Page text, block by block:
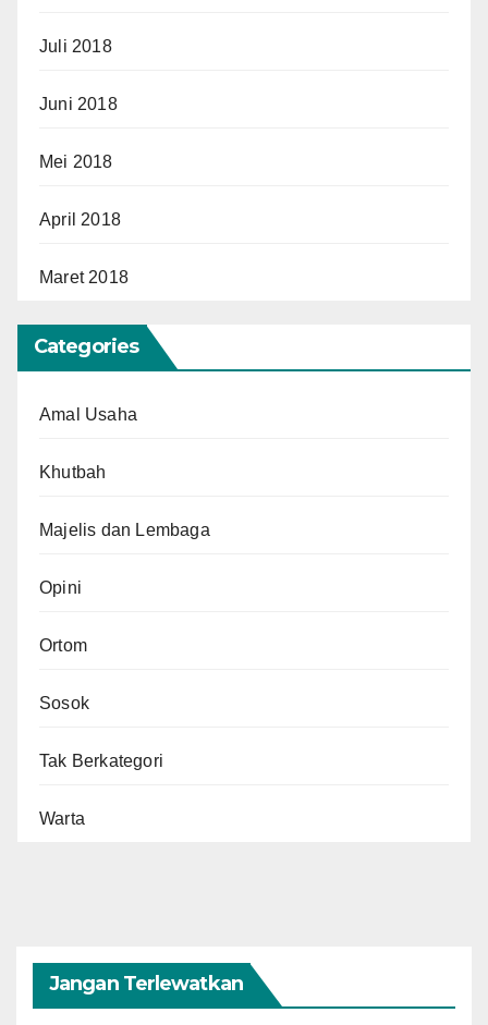
Juli 2018
Juni 2018
Mei 2018
April 2018
Maret 2018
Categories
Amal Usaha
Khutbah
Majelis dan Lembaga
Opini
Ortom
Sosok
Tak Berkategori
Warta
Jangan Terlewatkan